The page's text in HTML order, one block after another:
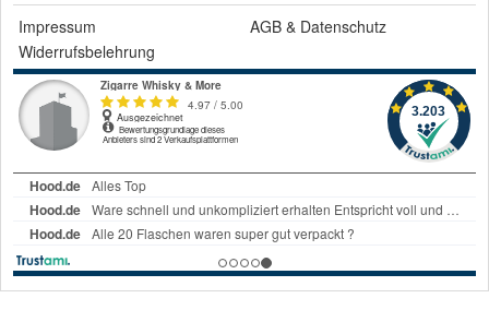
Impressum
AGB & Datenschutz
Widerrufsbelehrung